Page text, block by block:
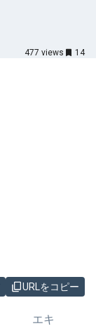
477 views 14
URLをコピー
エキ